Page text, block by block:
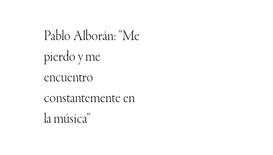
Pablo Alborán: “Me
pierdo y me
encuentro
constantemente en
la música”